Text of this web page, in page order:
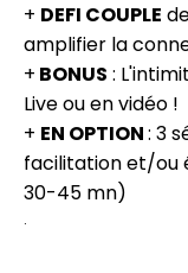
+ DEFI COUPLE
amplifier la
+ BONUS :
Live ou en vidéo !
+ EN OPTION: 3
facilitation et/ou
30-45 mn)
.